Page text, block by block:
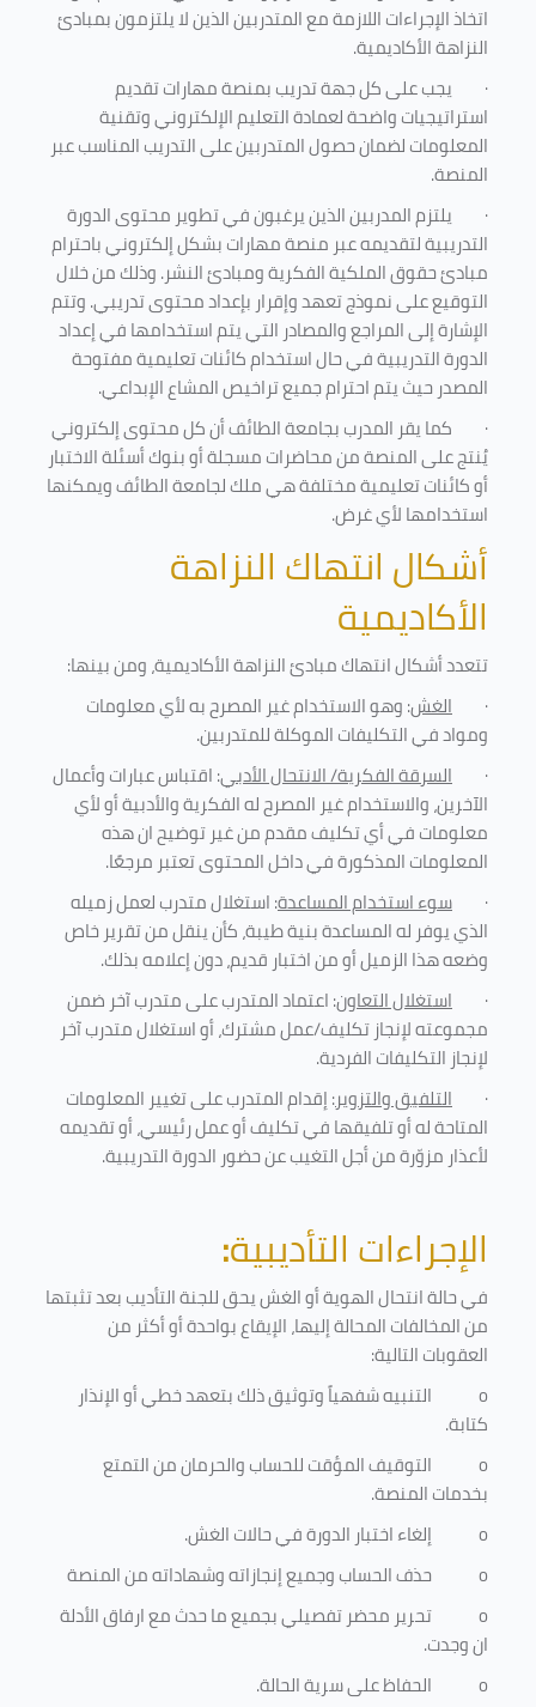
اتخاذ الإجراءات اللازمة مع المتدربين الذين لا يلتزمون بمبادئ
النزاهة الأكاديمية.
· يجب على كل جهة تدريب بمنصة مهارات تقديم
استراتيجيات واضحة لعمادة التعليم الإلكتروني وتقنية
المعلومات لضمان حصول المتدربين على التدريب المناسب عبر
المنصة.
· يلتزم المدربين الذين يرغبون في تطوير محتوى الدورة
التدريبية لتقديمه عبر منصة مهارات بشكل إلكتروني باحترام
مبادئ حقوق الملكية الفكرية ومبادئ النشر. وذلك من خلال
التوقيع على نموذج تعهد وإقرار بإعداد محتوى تدريبي. وتتم
الإشارة إلى المراجع والمصادر التي يتم استخدامها في إعداد
الدورة التدريبية في حال استخدام كائنات تعليمية مفتوحة
المصدر حيث يتم احترام جميع تراخيص المشاع الإبداعي.
· كما يقر المدرب بجامعة الطائف أن كل محتوى إلكتروني
يُنتج على المنصة من محاضرات مسجلة أو بنوك أسئلة الاختبار
أو كائنات تعليمية مختلفة هي ملك لجامعة الطائف ويمكنها
استخدامها لأي غرض.
أشكال انتهاك النزاهة
الأكاديمية
تتعدد أشكال انتهاك مبادئ النزاهة الأكاديمية، ومن بينها:
· الغش: وهو الاستخدام غير المصرح به لأي معلومات
ومواد في التكليفاتالموكلة للمتدربين.
· السرقة الفكرية/ الانتحال الأدبي: اقتباس عبارات وأعمال
الآخرين، والاستخدام غير المصرح له الفكرية والأدبية أو لأي
معلومات في أي تكليف مقدم من غير توضيح ان هذه
المعلومات المذكورة في داخل المحتوى تعتبر مرجعًا.
· سوء استخدام المساعدة: استغلال متدرب لعمل زميله
الذي يوفر له المساعدة بنية طيبة، كأن ينقل من تقرير خاص
وضعه هذا الزميل أو من اختبار قديم، دون إعلامه بذلك.
· استغلال التعاون: اعتماد المتدرب على متدرب آخر ضمن
مجموعته لإنجاز تكليف/عمل مشترك، أو استغلال متدرب آخر
لإنجاز التكليفات الفردية.
· التلفيق والتزوير: إقدام المتدرب على تغيير المعلومات
المتاحة له أو تلفيقها في تكليف أو عمل رئيسي، أو تقديمه
لأعذار مزوّرة من أجل التغيب عن حضور الدورة التدريبية.
الإجراءات التأديبية:
في حالة انتحال الهوية أو الغش يحق للجنة التأديب بعد تثبتها
من المخالفات المحالة إليها، الإيقاع بواحدة أو أكثر من
العقوبات التالية:
o
التنبيه شفهياً وتوثيق ذلك بتعهد خطي أو الإنذار
كتابة.
o
التوقيف المؤقت للحساب والحرمان من التمتع
بخدمات المنصة.
o
إلغاء اختبار الدورة في حالات الغش.
o
حذف الحساب وجميع إنجازاته وشهاداته من المنصة
o
تحرير محضر تفصيلي بجميع ما حدث مع ارفاق الأدلة
ان وجدت.
o
الحفاظ على سرية الحالة.